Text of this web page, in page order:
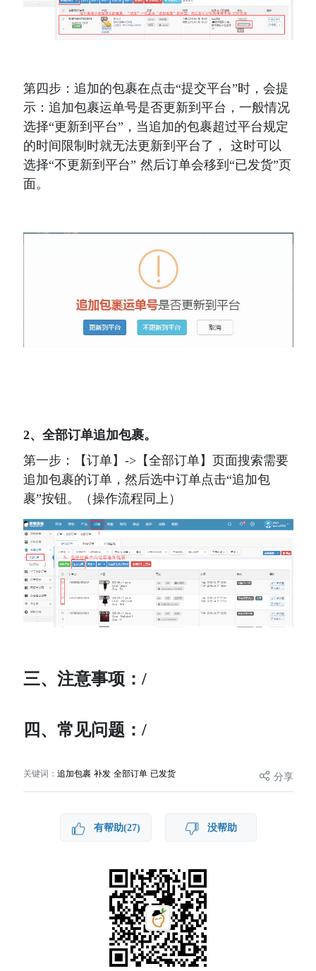
第四步：追加的包裹在点击“提交平台”时，会提
示：追加包裹运单号是否更新到平台，一般情况
选择“更新到平台”，当追加的包裹超过平台规定
的时间限制时就无法更新到平台了， 这时可以
选择“不更新到平台” 然后订单会移到“已发货”页
面。
2、全部订单追加包裹。
第一步：【订单】->【全部订单】页面搜索需要
追加包裹的订单，然后选中订单点击“追加包
裹”按钮。（操作流程同上）
三、注意事项：/
四、常见问题：/
关键词： 追加包裹 补发 全部订单 已发货 分享
有帮助(27) 没帮助